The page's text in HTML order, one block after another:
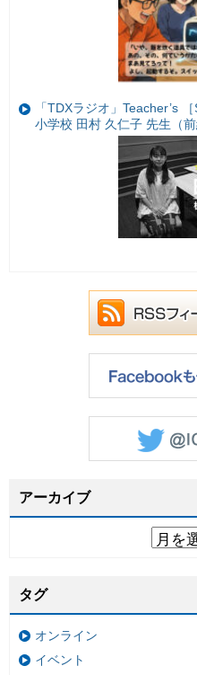
「TDXラジオ」Teacher’s
小学校 田村 久仁子 先生（
アーカイブ
タグ
オンライン
イベント